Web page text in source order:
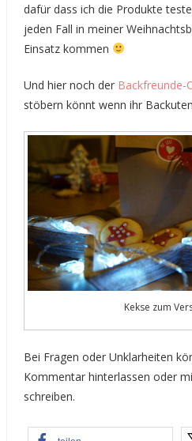
dafür dass ich die Produkte
jeden Fall in meiner
Einsatz kommen
Und hier noch der Backfreunde-
stöbern könnt wenn ihr
Kekse zum
Bei Fragen oder Unklarheiten
Kommentar hinterlassen oder
schreiben.